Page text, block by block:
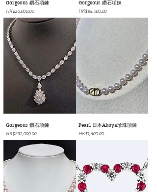
Gorgeous 鑽石項鍊
價格
HK$26,000.00
Gorgeous 鑽石項鍊
價格
HK$85,000.00
Gorgeous 鑽石項鍊
價格
HK$292,000.00
Pearl 日本Akoya珍珠項鍊
價格
HK$1,600.00